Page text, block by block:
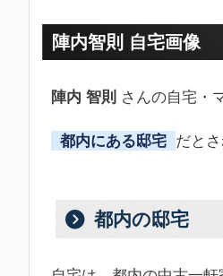
プロフィールトピ
陣内智則 自宅画像
陣内 智則 さんの自宅・
都内にある邸宅 だとさ
都内の邸宅